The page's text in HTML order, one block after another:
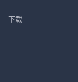
下载